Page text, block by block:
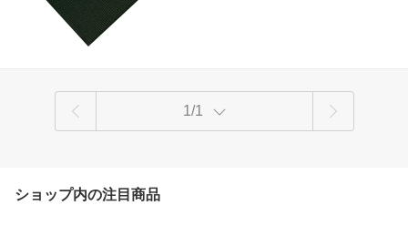
1/1
ショップ内の注目商品